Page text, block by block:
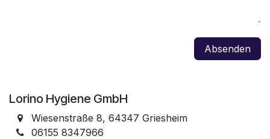
Absenden
Lorino Hygiene GmbH
Wiesenstraße 8, 64347 Griesheim
06155 8347966